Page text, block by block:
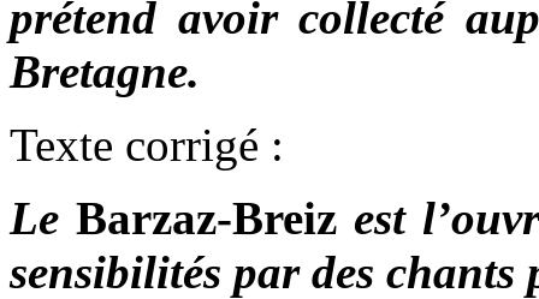
prétend avoir collecté
Bretagne.
Texte corrigé :
Le Barzaz-Breizest
sensibilités par des